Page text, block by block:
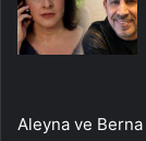
Aleyna ve Berna